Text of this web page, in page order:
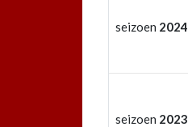
seizoen 2024
seizoen 2023